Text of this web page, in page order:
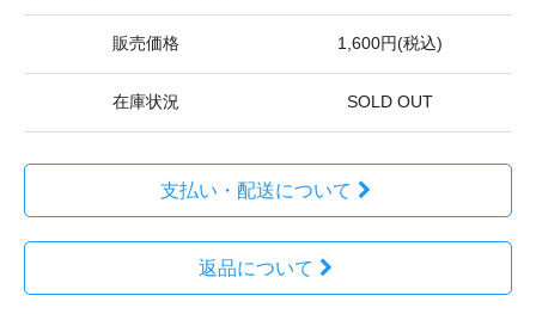
販売価格 1,600円(税込)
在庫状況 SOLD OUT
支払い・配送について
返品について